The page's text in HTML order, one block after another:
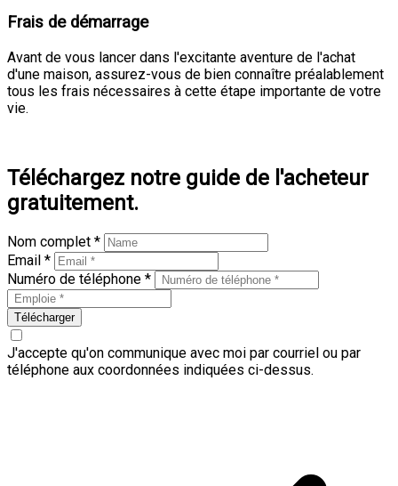
Frais de démarrage
Avant de vous lancer dans l'excitante aventure de l'achat
d'une maison, assurez-vous de bien connaître préalablement
tous les frais nécessaires à cette étape importante de votre
vie.
Téléchargez notre guide de l'acheteur
gratuitement.
Nom complet *
Email *
Numéro de téléphone *
Télécharger
J'accepte qu'on communique avec moi par courriel ou par
téléphone aux coordonnées indiquées ci-dessus.